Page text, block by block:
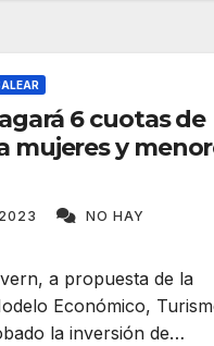
6 cuotas de
mujeres y
NO HAY
a propuesta de la
Económico,
la inversión de…